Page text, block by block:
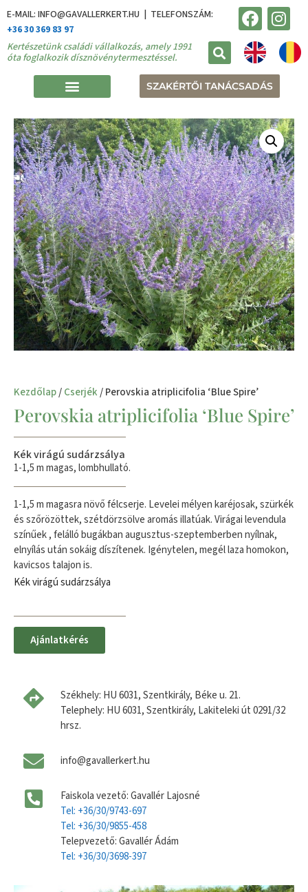
E-MAIL: INFO@GAVALLERKERT.HU | TELEFONSZÁM:
+36 30 369 83 97
Kertészetünk családi vállalkozás, amely 1991
óta foglalkozik dísznövénytermesztéssel.
SZAKÉRTŐI TANÁCSADÁS
Kezdőlap/Cserjék/ Perovskia atriplicifolia ‘Blue Spire’
Perovskia atriplicifolia ‘Blue Spire’
Kék virágú sudárzsálya
1-1,5 m magas, lombhullató.
1-1,5 m magasra növő félcserje. Levelei mélyen karéjosak, szürkék
és szőrözöttek, szétdörzsölve aromás illatúak. Virágai levendula
színűek , felálló bugákban augusztus-szeptemberben nyílnak,
elnyílás után sokáig díszítenek. Igénytelen, megél laza homokon,
kavicsos talajon is.
Kék virágú sudárzsálya
Ajánlatkérés
Székhely: HU 6031, Szentkirály, Béke u. 21.
Telephely: HU 6031, Szentkirály, Lakiteleki út 0291/32
hrsz.
info@gavallerkert.hu
Faiskola vezető: Gavallér Lajosné
Tel: +36/30/9743-697
Tel: +36/30/9855-458
Telepvezető: Gavallér Ádám
Tel: +36/30/3698-397